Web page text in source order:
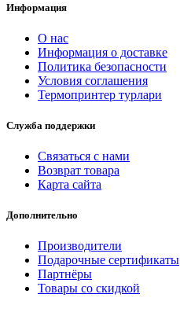
Информация
О нас
Информация о доставке
Политика безопасности
Условия соглашения
Термопринтер турлари
Служба поддержки
Связаться с нами
Возврат товара
Карта сайта
Дополнительно
Производители
Подарочные сертификаты
Партнёры
Товары со скидкой